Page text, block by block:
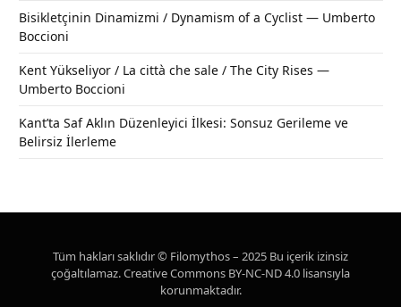
Bisikletçinin Dinamizmi / Dynamism of a Cyclist — Umberto
Boccioni
Kent Yükseliyor / La città che sale / The City Rises —
Umberto Boccioni
Kant’ta Saf Aklın Düzenleyici İlkesi: Sonsuz Gerileme ve
Belirsiz İlerleme
Tüm hakları saklıdır © Filomythos – 2025 Bu içerik izinsiz
çoğaltılamaz. Creative Commons BY-NC-ND 4.0 lisansıyla
korunmaktadır.